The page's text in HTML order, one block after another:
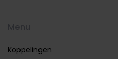
Koppelingen